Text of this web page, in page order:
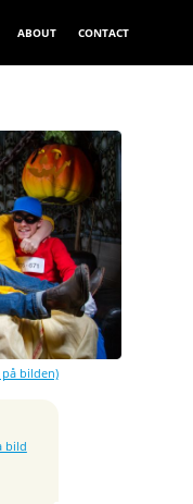
ABOUT CONTACT
bilden)
bild